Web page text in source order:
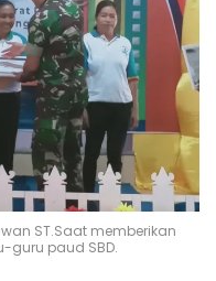
ST.Saat memberikan
guru paud SBD.